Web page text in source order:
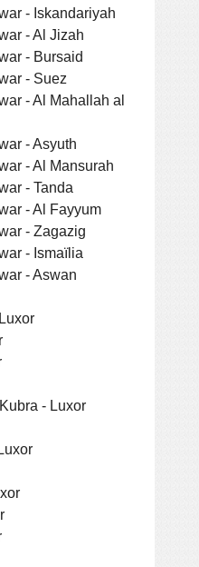
- Iskandariyah
- Al Jizah
- Bursaid
- Suez
- Al Mahallah al
- Asyuth
- Al Mansurah
- Tanda
- Al Fayyum
- Zagazig
- Ismaïlia
- Aswan
- Luxor